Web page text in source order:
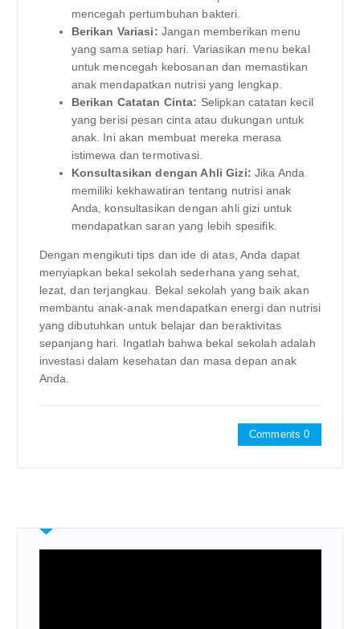
mencegah pertumbuhan bakteri.
Berikan Variasi: Jangan memberikan menu
yang sama setiap hari. Variasikan menu bekal
untuk mencegah kebosanan dan memastikan
anak mendapatkan nutrisi yang lengkap.
Berikan Catatan Cinta: Selipkan catatan kecil
yang berisi pesan cinta atau dukungan untuk
anak. Ini akan membuat mereka merasa
istimewa dan termotivasi.
Konsultasikan dengan Ahli Gizi: Jika Anda
memiliki kekhawatiran tentang nutrisi anak
Anda, konsultasikan dengan ahli gizi untuk
mendapatkan saran yang lebih spesifik.
Dengan mengikuti tips dan ide di atas, Anda dapat
menyiapkan bekal sekolah sederhana yang sehat,
lezat, dan terjangkau. Bekal sekolah yang baik akan
membantu anak-anak mendapatkan energi dan nutrisi
yang dibutuhkan untuk belajar dan beraktivitas
sepanjang hari. Ingatlah bahwa bekal sekolah adalah
investasi dalam kesehatan dan masa depan anak
Anda.
Comments 0